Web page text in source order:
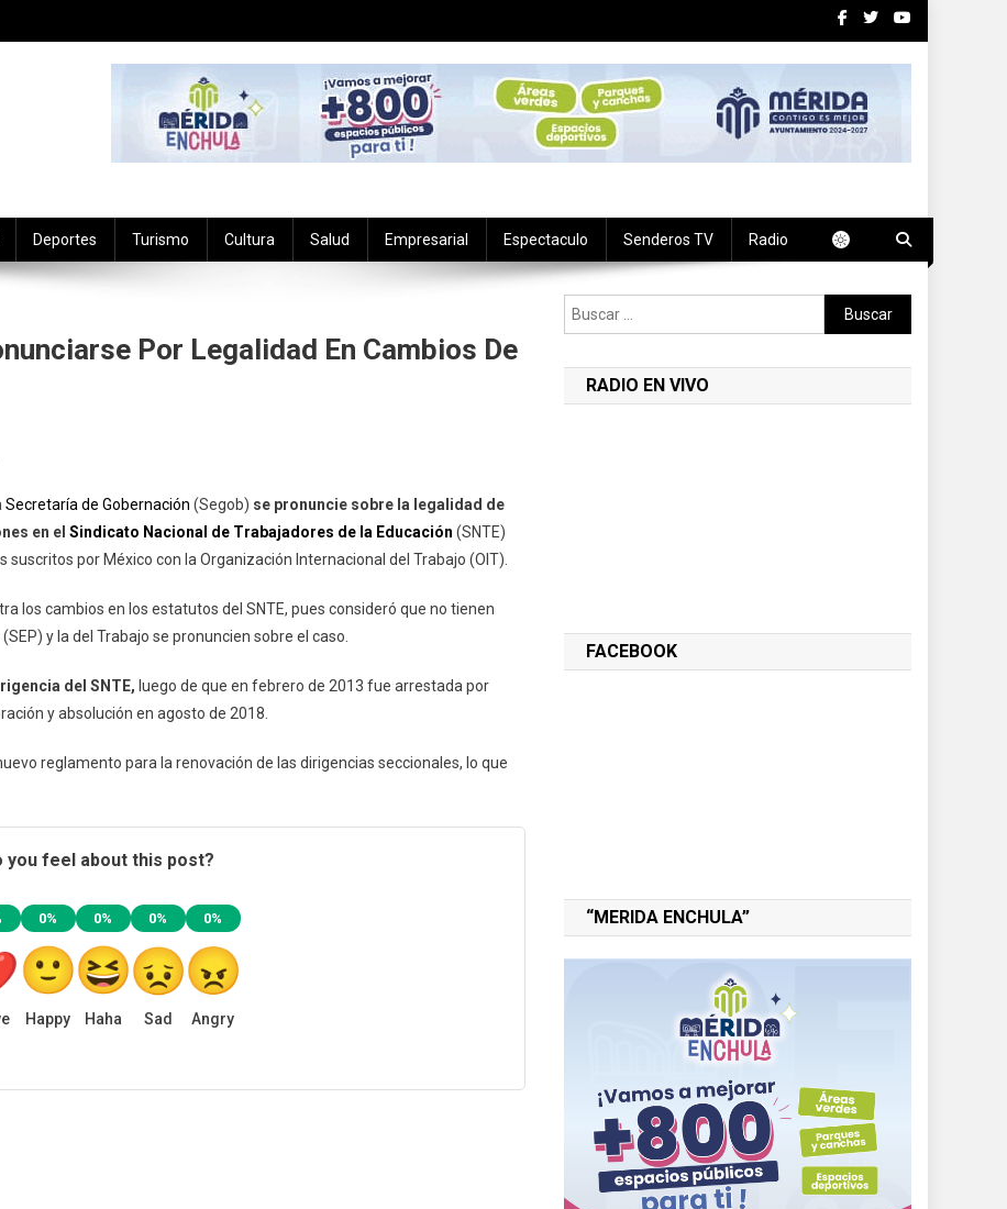
Deportes Turismo Cultura Salud Empresarial Espectaculo Senderos TV Radio
Por Legalidad En Cambios De
Secretaría de Gobernación (Segob) se pronuncie sobre la legalidad de
en el Sindicato Nacional de Trabajadores de la Educación (SNTE)
por México con la Organización Internacional del Trabajo (OIT).
los cambios en los estatutos del SNTE, pues consideró que no tienen
y la del Trabajo se pronuncien sobre el caso.
del SNTE, luego de que en febrero de 2013 fue arrestada por
y absolución en agosto de 2018.
reglamento para la renovación de las dirigencias seccionales, lo que
you feel about this post?
0%
Happy
0%
Haha
0%
Sad
0%
Angry
Buscar:
RADIO EN VIVO
FACEBOOK
“MERIDA ENCHULA”